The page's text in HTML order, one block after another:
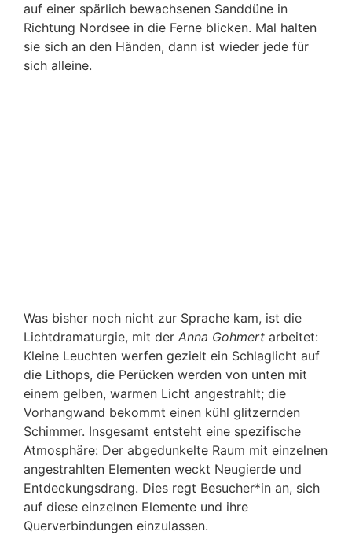
auf einer spärlich bewachsenen Sanddüne in
Richtung Nordsee in die Ferne blicken. Mal halten
sie sich an den Händen, dann ist wieder jede für
sich alleine.
Was bisher noch nicht zur Sprache kam, ist die
Lichtdramaturgie, mit der Anna Gohmert arbeitet:
Kleine Leuchten werfen gezielt ein Schlaglicht auf
die Lithops, die Perücken werden von unten mit
einem gelben, warmen Licht angestrahlt; die
Vorhangwand bekommt einen kühl glitzernden
Schimmer. Insgesamt entsteht eine spezifische
Atmosphäre: Der abgedunkelte Raum mit einzelnen
angestrahlten Elementen weckt Neugierde und
Entdeckungsdrang. Dies regt Besucher*in an, sich
auf diese einzelnen Elemente und ihre
Querverbindungen einzulassen.